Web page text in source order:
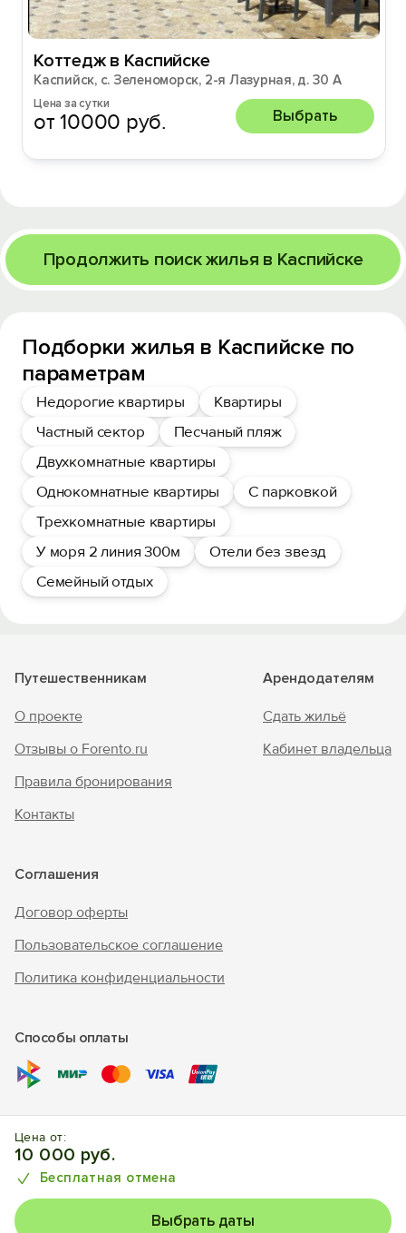
Коттедж в Каспийске
Каспийск, с. Зеленоморск, 2-я Лазурная, д. 30 А
Цена за сутки
от 10000 руб. Выбрать
Продолжить поиск жилья в Каспийске
Подборки жилья в Каспийске по
параметрам
Недорогие квартиры
Квартиры
Частный сектор
Песчаный пляж
Двухкомнатные квартиры
Однокомнатные квартиры
С парковкой
Трехкомнатные квартиры
У моря 2 линия 300м
Отели без звезд
Семейный отдых
Цена от:
10 000 руб.
Бесплатная отмена
Выбрать даты
Путешественникам
О проекте
Отзывы о Forento.ru
Правила бронирования
Контакты
Арендодателям
Сдать жильё
Кабинет владельца
Соглашения
Договор оферты
Пользовательское соглашение
Политика конфиденциальности
Способы оплаты
защищены, торговый знак Nº1025240.
отелей, квартир, домов.